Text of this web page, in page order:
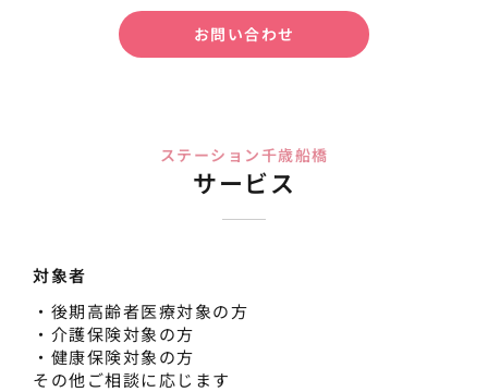
お問い合わせ
ステーション千歳船橋
サービス
対象者
・後期高齢者医療対象の方
・介護保険対象の方
・健康保険対象の方
その他ご相談に応じます